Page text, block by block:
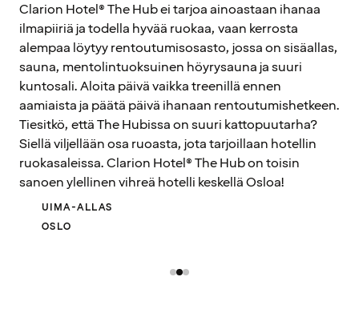
Clarion Hotel® The Hub ei tarjoa ainoastaan ihanaa
ilmapiiriä ja todella hyvää ruokaa, vaan kerrosta
alempaa löytyy rentoutumisosasto, jossa on sisäallas,
sauna, mentolintuoksuinen höyrysauna ja suuri
kuntosali. Aloita päivä vaikka treenillä ennen
aamiaista ja päätä päivä ihanaan rentoutumishetkeen.
Tiesitkö, että The Hubissa on suuri kattopuutarha?
Siellä viljellään osa ruoasta, jota tarjoillaan hotellin
ruokasaleissa. Clarion Hotel® The Hub on toisin
sanoen ylellinen vihreä hotelli keskellä Osloa!
UIMA-ALLAS
OSLO